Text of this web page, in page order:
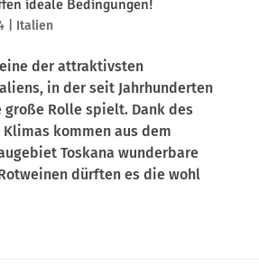
ideale Bedingungen!
| Italien
der attraktivsten
in der seit Jahrhunderten
große Rolle spielt. Dank des
kommen aus dem
Toskana wunderbare
dürften es die wohl